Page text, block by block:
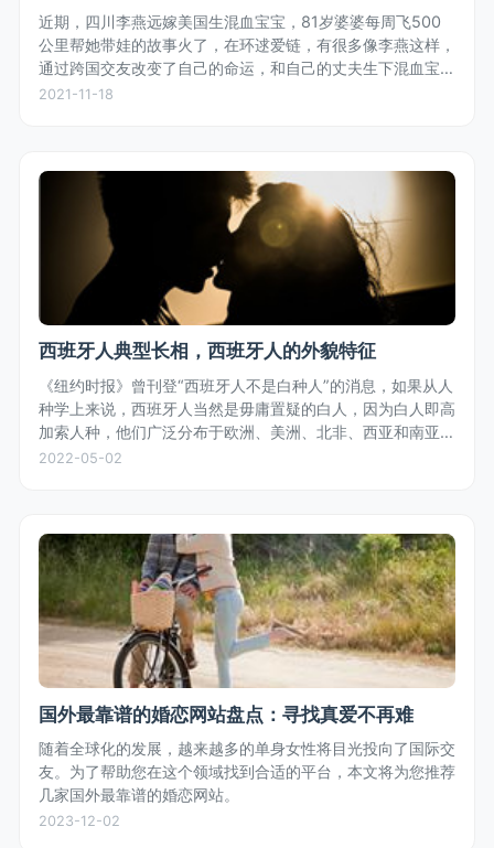
近期，四川李燕远嫁美国生混血宝宝，81岁婆婆每周飞500
公里帮她带娃的故事火了，在环逑爱链，有很多像李燕这样，
通过跨国交友改变了自己的命运，和自己的丈夫生下混血宝宝
的真实故事。
2021-11-18
西班牙人典型长相，西班牙人的外貌特征
《纽约时报》曾刊登“西班牙人不是白种人”的消息，如果从人
种学上来说，西班牙人当然是毋庸置疑的白人，因为白人即高
加索人种，他们广泛分布于欧洲、美洲、北非、西亚和南亚，
符合高加索人种特征的都是白人，不是只有金发碧眼的才叫白
2022-05-02
国外最靠谱的婚恋网站盘点：寻找真爱不再难
随着全球化的发展，越来越多的单身女性将目光投向了国际交
友。为了帮助您在这个领域找到合适的平台，本文将为您推荐
几家国外最靠谱的婚恋网站。
2023-12-02